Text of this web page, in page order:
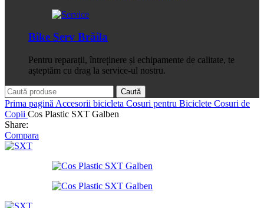
Bike Serv Brăila
Pentru reparații, întreținere și echipamente de calitate, te
așteptăm cu drag la service-ul nostru.
Caută
Prima pagină Accesorii bicicleta Cosuri pentru Biciclete Cosuri de
Copii Cos Plastic SXT Galben
Share:
Compara